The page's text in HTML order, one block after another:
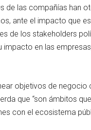
de las compañías han
ante el impacto que
de los stakeholders
en las
objetivos de
que “son ámbitos
con el ecosistema